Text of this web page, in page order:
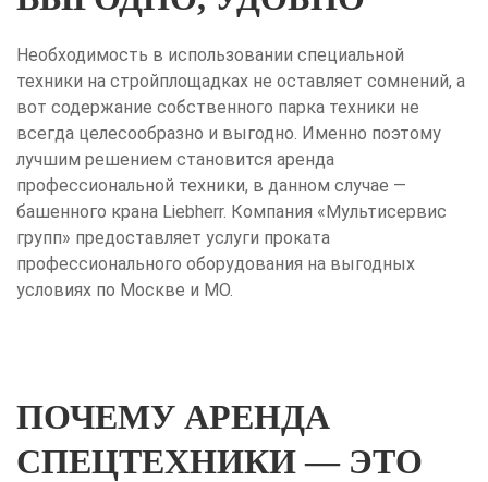
Необходимость в использовании специальной
техники на стройплощадках не оставляет сомнений, а
вот содержание собственного парка техники не
всегда целесообразно и выгодно. Именно поэтому
лучшим решением становится аренда
профессиональной техники, в данном случае —
башенного крана Liebherr. Компания «Мультисервис
групп» предоставляет услуги проката
профессионального оборудования на выгодных
условиях по Москве и МО.
ПОЧЕМУ АРЕНДА
СПЕЦТЕХНИКИ — ЭТО